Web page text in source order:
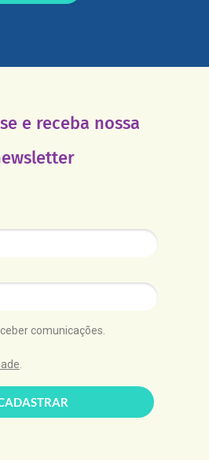
e receba nossa
comunicações.
.